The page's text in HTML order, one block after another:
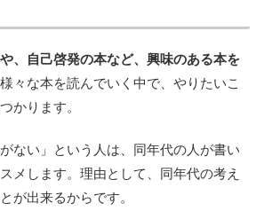
、自己啓発の本など、興味のある本を
様々な本を読んでいく中で、やりたいこ
かります。
ない」という人は、同年代の人が書い
メします。理由として、同年代の考え
が出来るからです。